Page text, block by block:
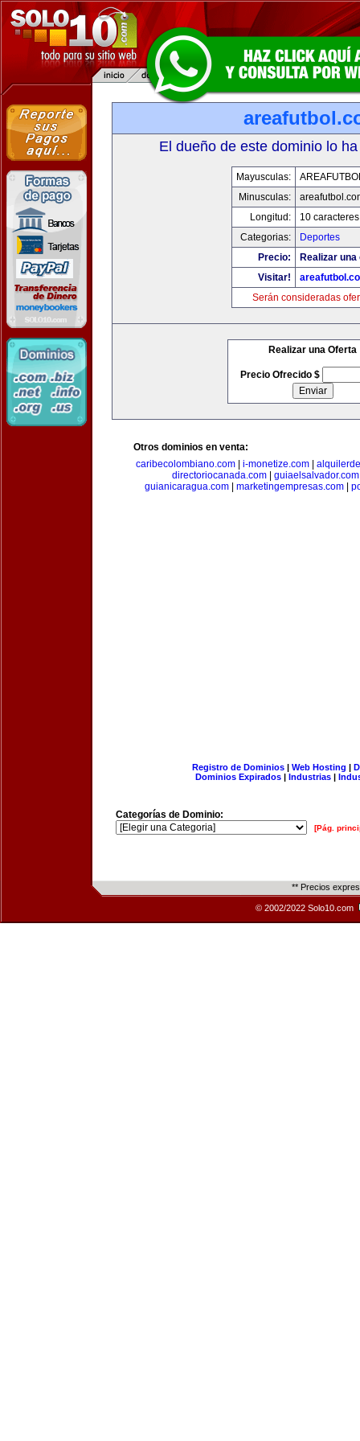
El dueño de este dominio lo
Mayusculas:
Minusculas:
Longitud:
10 caracteres
Categorias:
Deportes
Precio:
Realizar
Visitar!
Serán consideradas
Realizar una Oferta
Precio Ofrecido $
Otros dominios en venta:
caribecolombiano.com
i-monetize.com
directoriocanada.com
guiaelsalvador.com
guianicaragua.com
marketingempresas.com
Registro de Dominios| Web Hosting |
Dominios Expirados | Industrias |
Categorías de Dominio:
[Pág.
** Precios
© 2002/2022 Solo10.com